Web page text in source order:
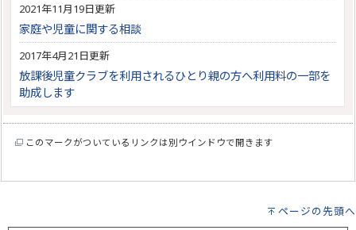
2021年11月19日更新
家庭や児童に関する相談
2017年4月21日更新
放課後児童クラブを利用されるひとり親の方へ利用料の一部を
助成します
このマークがついているリンクは別ウインドウで開きます
ページの先頭へ